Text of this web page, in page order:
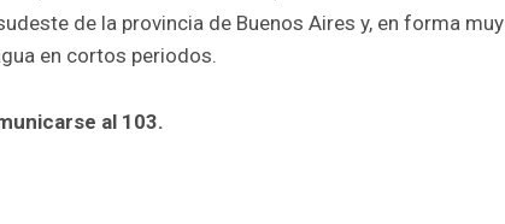
de la provincia de Buenos Aires y, en forma muy
en cortos periodos.
al 103.